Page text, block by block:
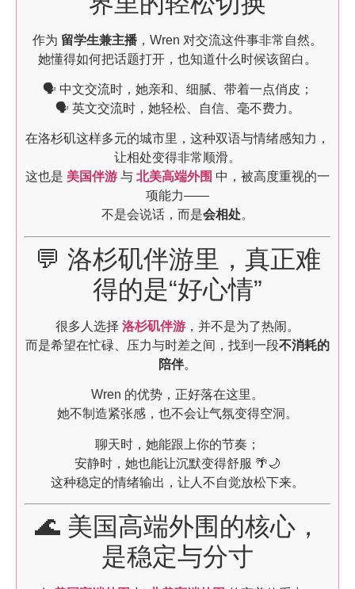
作为 留学生兼主播 ，Wren 对交流这件事非常自然。
她懂得如何把话题打开，也知道什么时候该留白。
🗣️ 中文交流时，她亲和、细腻、带着一点俏皮；
🗣️ 英文交流时，她轻松、自信、毫不费力。
在洛杉矶这样多元的城市里，这种双语与情绪感知力，
让相处变得非常顺滑。
这也是 美国伴游 与 北美高端外围 中，被高度重视的一
项能力——
不是会说话，而是会相处。
💬 洛杉矶伴游里，真正难
得的是“好心情”
很多人选择 洛杉矶伴游 ，并不是为了热闹。
而是希望在忙碌、压力与时差之间，找到一段不消耗的
陪伴。
Wren 的优势，正好落在这里。
她不制造紧张感，也不会让气氛变得空洞。
聊天时，她能跟上你的节奏；
安静时，她也能让沉默变得舒服 🌴🌙
这种稳定的情绪输出，让人不自觉放松下来。
🌊 美国高端外围的核心，
是稳定与分寸